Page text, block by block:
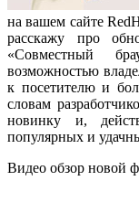
на вашем сайте
расскажу про
«Совместный
возможностью
к посетителю и
словам
новинку и,
популярных и
Видео обзор новой